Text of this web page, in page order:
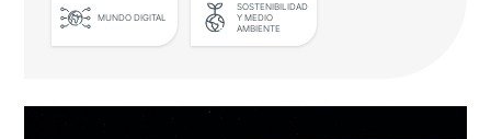
LEER MÁS
MUNDO DIGITAL
SOSTENIBILIDAD
Y MEDIO
AMBIENTE